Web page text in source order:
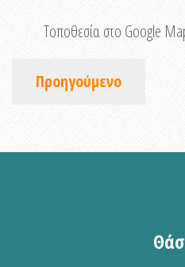
Τοποθεσία στο Google
Προηγούμενο